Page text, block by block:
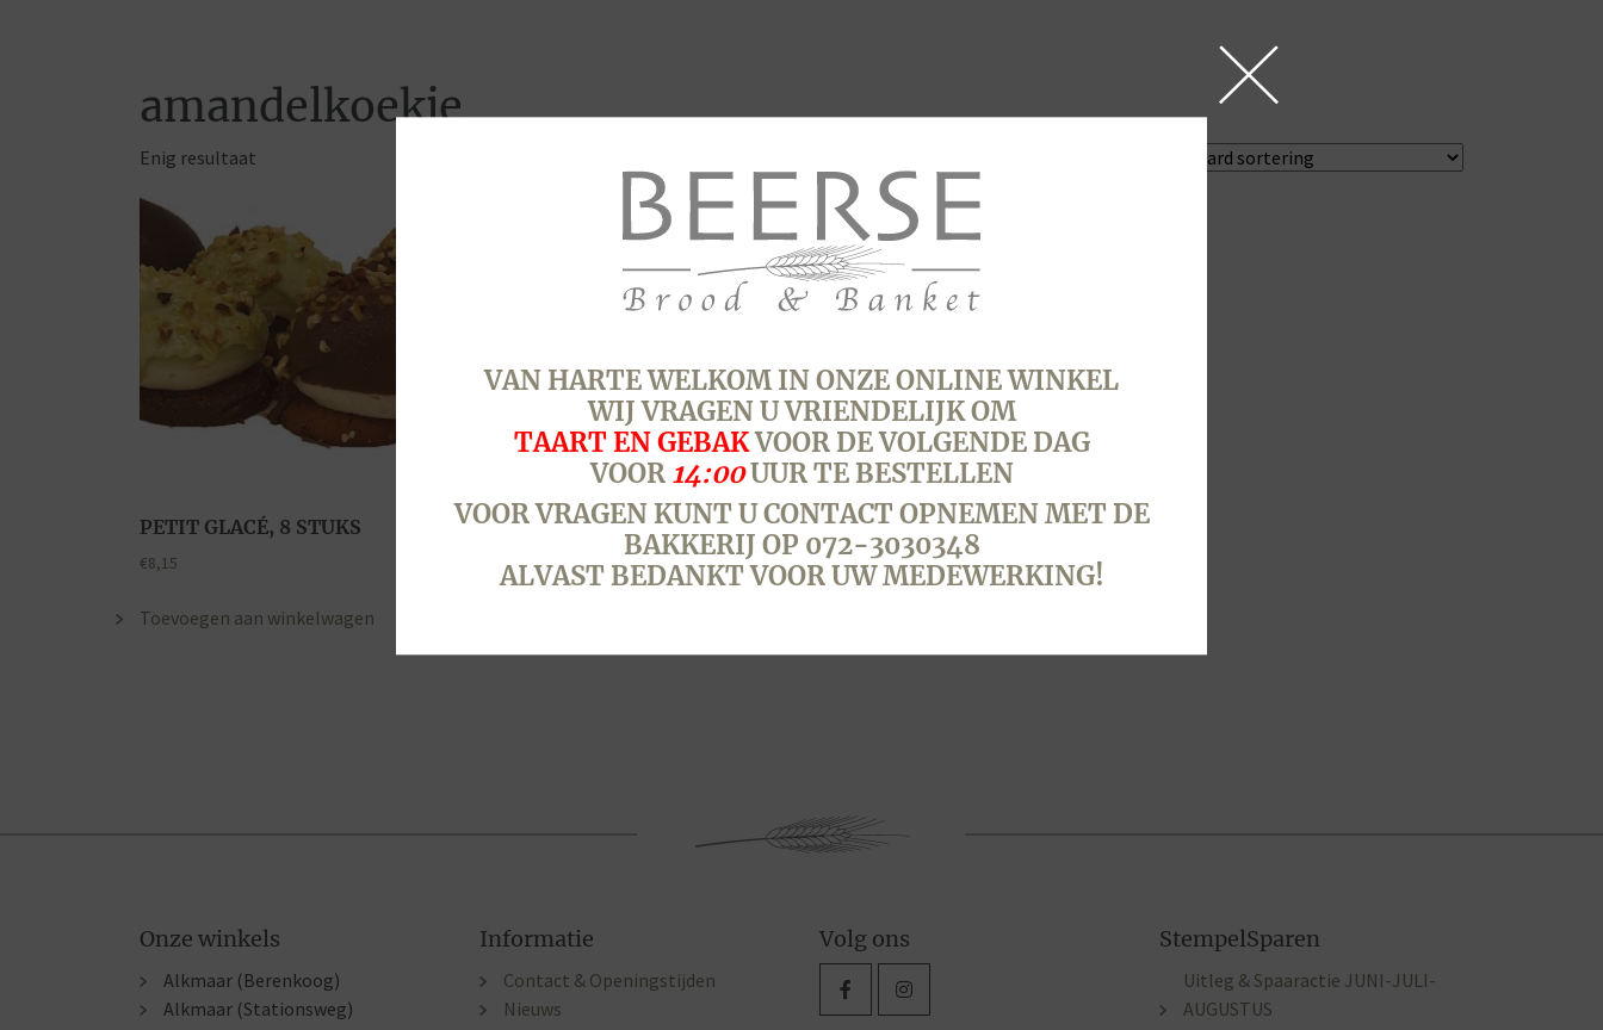
amandelkoekje
Enig resultaat
PETIT GLACÉ, 8 STUKS
€8,15
Toevoegen aan winkelwagen
Onze winkels
Alkmaar (Berenkoog)
Alkmaar (Stationsweg)
Informatie
Contact & Openingstijden
Nieuws
Volg ons StempelSparen
Uitleg & Spaaractie JUNI-JULI-
AUGUSTUS
VAN HARTE WELKOM IN ONZE ONLINE WINKEL
WIJ VRAGEN U VRIENDELIJK OM
TAART EN GEBAKVOOR DE VOLGENDE DAG
VOOR 14:00UUR TE BESTELLEN
VOOR VRAGEN KUNT U CONTACT OPNEMEN MET DE
BAKKERIJ OP 072-3030348
ALVAST BEDANKT VOOR UW MEDEWERKING!